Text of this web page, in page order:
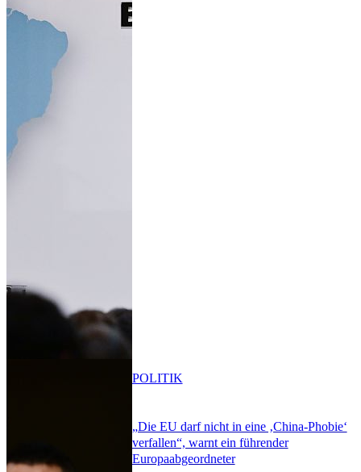
„Die EU darf nicht in eine ‚China-Phobie‘
verfallen“, warnt ein führender
Europaabgeordneter
POLITIK